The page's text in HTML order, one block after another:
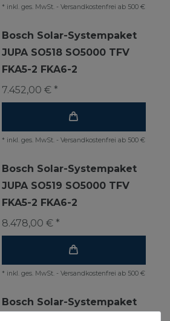
* inkl. ges. MwSt. - Versandkostenfrei ab 500 €
Bosch Solar-Systempaket
JUPA SO518 SO5000 TFV
FKA5-2 FKA6-2
7.452,00 € *
* inkl. ges. MwSt. - Versandkostenfrei ab 500 €
Bosch Solar-Systempaket
JUPA SO519 SO5000 TFV
FKA5-2 FKA6-2
8.478,00 € *
* inkl. ges. MwSt. - Versandkostenfrei ab 500 €
Bosch Solar-Systempaket